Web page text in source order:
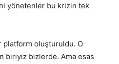
yönetenler bu krizin tek
platform oluşturuldu. O
biriyiz bizlerde. Ama esas